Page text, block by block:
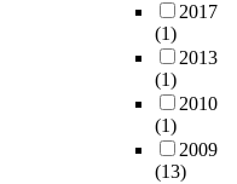
2017
(1)
2013
(1)
2010
(1)
2009
(13)